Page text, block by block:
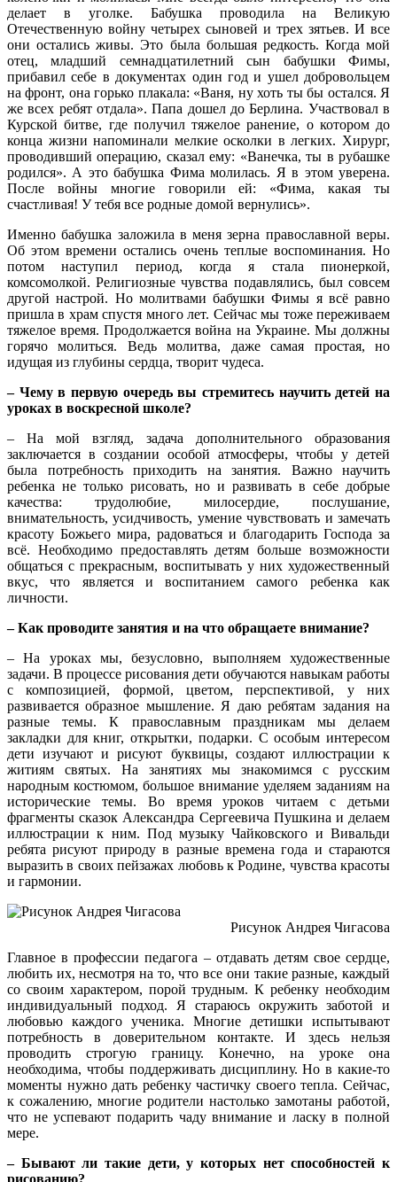
делает в уголке. Бабушка проводила на Великую
Отечественную войну четырех сыновей и трех зятьев. И все
они остались живы. Это была большая редкость. Когда мой
отец, младший семнадцатилетний сын бабушки Фимы,
прибавил себе в документах один год и ушел добровольцем
на фронт, она горько плакала: «Ваня, ну хоть ты бы остался. Я
же всех ребят отдала». Папа дошел до Берлина. Участвовал в
Курской битве, где получил тяжелое ранение, о котором до
конца жизни напоминали мелкие осколки в легких. Хирург,
проводивший операцию, сказал ему: «Ванечка, ты в рубашке
родился». А это бабушка Фима молилась. Я в этом уверена.
После войны многие говорили ей: «Фима, какая ты
счастливая! У тебя все родные домой вернулись».
Именно бабушка заложила в меня зерна православной веры.
Об этом времени остались очень теплые воспоминания. Но
потом наступил период, когда я стала пионеркой,
комсомолкой. Религиозные чувства подавлялись, был совсем
другой настрой. Но молитвами бабушки Фимы я всё равно
пришла в храм спустя много лет. Сейчас мы тоже переживаем
тяжелое время. Продолжается война на Украине. Мы должны
горячо молиться. Ведь молитва, даже самая простая, но
идущая из глубины сердца, творит чудеса.
– Чему в первую очередь вы стремитесь научить детей на
уроках в воскресной школе?
– На мой взгляд, задача дополнительного образования
заключается в создании особой атмосферы, чтобы у детей
была потребность приходить на занятия. Важно научить
ребенка не только рисовать, но и развивать в себе добрые
качества: трудолюбие, милосердие, послушание,
внимательность, усидчивость, умение чувствовать и замечать
красоту Божьего мира, радоваться и благодарить Господа за
всё. Необходимо предоставлять детям больше возможности
общаться с прекрасным, воспитывать у них художественный
вкус, что является и воспитанием самого ребенка как
личности.
– Как проводите занятия и на что обращаете внимание?
– На уроках мы, безусловно, выполняем художественные
задачи. В процессе рисования дети обучаются навыкам работы
с композицией, формой, цветом, перспективой, у них
развивается образное мышление. Я даю ребятам задания на
разные темы. К православным праздникам мы делаем
закладки для книг, открытки, подарки. С особым интересом
дети изучают и рисуют буквицы, создают иллюстрации к
житиям святых. На занятиях мы знакомимся с русским
народным костюмом, большое внимание уделяем заданиям на
исторические темы. Во время уроков читаем с детьми
фрагменты сказок Александра Сергеевича Пушкина и делаем
иллюстрации к ним. Под музыку Чайковского и Вивальди
ребята рисуют природу в разные времена года и стараются
выразить в своих пейзажах любовь к Родине, чувства красоты
и гармонии.
Рисунок Андрея Чигасова
Главное в профессии педагога – отдавать детям свое сердце,
любить их, несмотря на то, что все они такие разные, каждый
со своим характером, порой трудным. К ребенку необходим
индивидуальный подход. Я стараюсь окружить заботой и
любовью каждого ученика. Многие детишки испытывают
потребность в доверительном контакте. И здесь нельзя
проводить строгую границу. Конечно, на уроке она
необходима, чтобы поддерживать дисциплину. Но в какие-то
моменты нужно дать ребенку частичку своего тепла. Сейчас,
к сожалению, многие родители настолько замотаны работой,
что не успевают подарить чаду внимание и ласку в полной
мере.
– Бывают ли такие дети, у которых нет способностей к
рисованию?